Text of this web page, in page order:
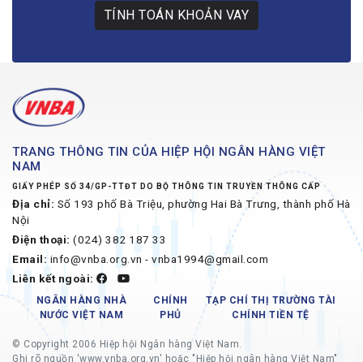
TÍNH TOÁN KHOẢN VAY
TRANG THÔNG TIN CỦA HIỆP HỘI NGÂN HÀNG VIỆT
NAM
GIẤY PHÉP SỐ 34/GP-TTĐT DO BỘ THÔNG TIN TRUYỀN THÔNG CẤP
Địa chỉ: Số 193 phố Bà Triệu, phường Hai Bà Trưng, thành phố Hà
Nội
Điện thoại: (024) 382 187 33
Email: info@vnba.org.vn - vnba1994@gmail.com
Liên kết ngoài:
NGÂN HÀNG NHÀ
NƯỚC VIỆT NAM
CHÍNH
PHỦ
TẠP CHÍ THỊ TRƯỜNG TÀI
CHÍNH TIỀN TỆ
© Copyright 2006 Hiệp hội Ngân hàng Việt Nam.
Ghi rõ nguồn 'www.vnba.org.vn' hoặc "Hiệp hội ngân hàng Việt Nam"